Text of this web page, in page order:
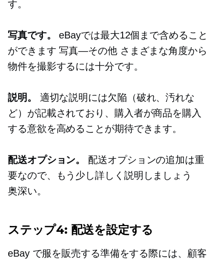
す。
写真です。eBayでは最大12個まで含めること
ができます写真—その他さまざまな角度から
物件を撮影するには十分です。
説明。 適切な説明には欠陥（破れ、汚れな
ど）が記載されており、購入者が商品を購入
する意欲を高めることが期待できます。
配送オプション。
配送オプションの追加は重
要なので、もう少し詳しく説明しましょう
奥深い。
ステップ4: 配送を設定する
eBay で服を販売する準備をする際には、顧客